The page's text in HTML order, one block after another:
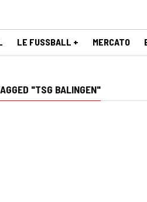
LE FUSSBALL + MERCATO
"TSG BALINGEN"